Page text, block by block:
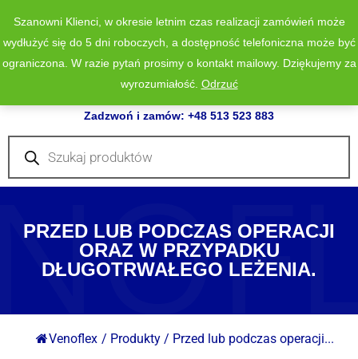
Zadzwoń i zamów: +48 513 523 883
Wyszukiwarka
produktów
PRZED LUB PODCZAS OPERACJI
ORAZ W PRZYPADKU
DŁUGOTRWAŁEGO LEŻENIA.
Venoflex / Produkty / Przed lub podczas operacji...
Szanowni Klienci, w okresie letnim czas realizacji zamówień może
wydłużyć się do 5 dni roboczych, a dostępność telefoniczna może być
ograniczona. W razie pytań prosimy o kontakt mailowy. Dziękujemy za
wyrozumiałość. Odrzuć